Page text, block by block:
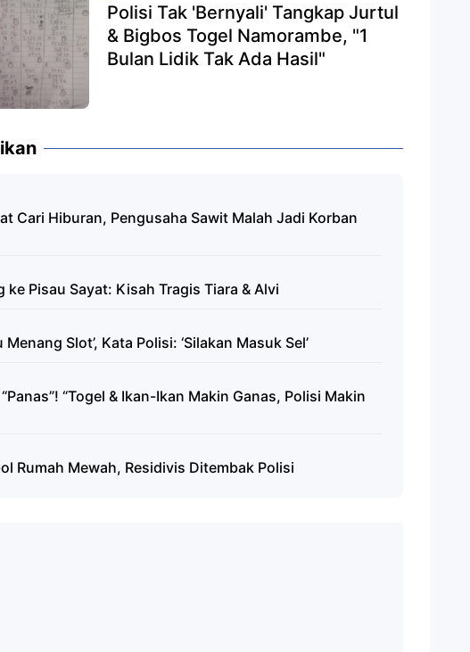
Polisi Tak 'Bernyali' Tangkap Jurtul
& Bigbos Togel Namorambe, "1
Bulan Lidik Tak Ada Hasil"
Cari Hiburan, Pengusaha Sawit Malah Jadi Korban
ke Pisau Sayat: Kisah Tragis Tiara & Alvi
Menang Slot’, Kata Polisi: ‘Silakan Masuk Sel’
“Togel & Ikan-Ikan Makin Ganas, Polisi Makin
Rumah Mewah, Residivis Ditembak Polisi